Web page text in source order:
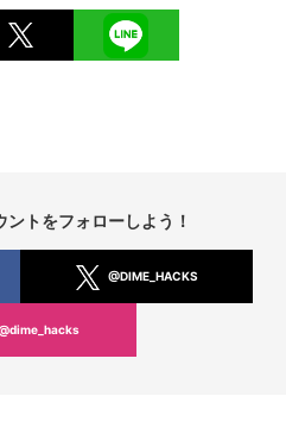
トをフォローしよう！
@DIME_HACKS